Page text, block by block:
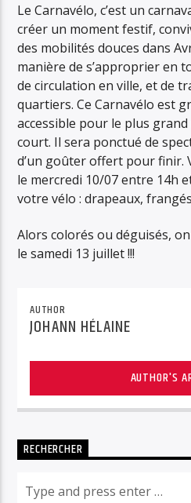
Le Carnavélo, c’est un
créer un moment festif,
des mobilités douces dans
manière de s’approprier en
de circulation en ville, et de
quartiers. Ce Carnavélo est
accessible pour le plus
court. Il sera ponctué de
d’un goûter offert pour finir.
le mercredi 10/07 entre 14h
votre vélo : drapeaux,
Alors colorés ou déguisés,
le samedi 13 juillet !!!
AUTHOR
JOHANN HÉLAINE
AUTHOR'S
RECHERCHER